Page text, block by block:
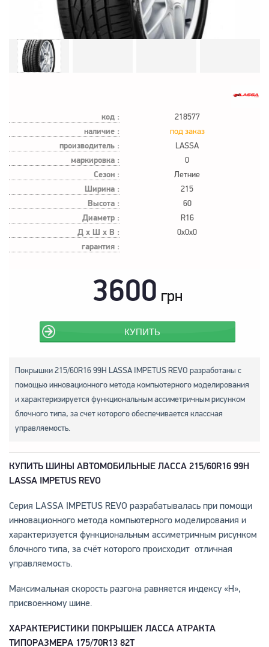
код : 218577
наличие : под заказ
производитель : LASSA
маркировка : 0
Сезон : Летние
Ширина : 215
Высота : 60
Диаметр : R16
Д х Ш х В : 0x0x0
гарантия :
3600 грн
КУПИТЬ
Покрышки 215/60R16 99H LASSA IMPETUS REVO разработаны с
помощью инновационного метода компьютерного моделирования
и характеризируется функциональным ассиметричным рисунком
блочного типа, за счет которого обеспечивается классная
управляемость.
КУПИТЬ ШИНЫ АВТОМОБИЛЬНЫЕ ЛАССА 215/60R16 99H
LASSA IMPETUS REVO
Серия LASSA IMPETUS REVO разрабатывалась при помощи
инновационного метода компьютерного моделирования и
характеризуется функциональным ассиметричным рисунком
блочного типа, за счёт которого происходит отличная
управляемость.
Максимальная скорость разгона равняется индексу «Н»,
присвоенному шине.
ХАРАКТЕРИСТИКИ ПОКРЫШЕК ЛАССА АТРАКТА
ТИПОРАЗМЕРА 175/70R13 82T